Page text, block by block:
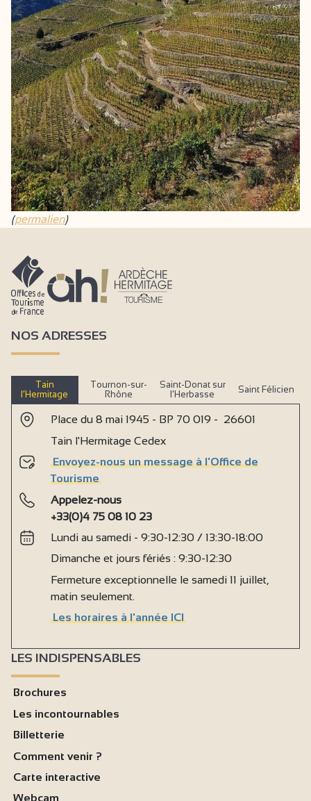
(permalien)
NOS ADRESSES
Tain
l’Hermitage
Tournon-sur-
Rhône
Saint-Donat sur
l’Herbasse
Saint Félicien
Place du 8 mai 1945 - BP 70 019 - 26601
Tain l'Hermitage Cedex
Envoyez-nous un message à l'Office de
Tourisme
Appelez-nous
+33(0)4 75 08 10 23
Lundi au samedi - 9:30-12:30 / 13:30-18:00
Dimanche et jours fériés : 9:30-12:30
Fermeture exceptionnelle le samedi 11 juillet,
matin seulement.
Les horaires à l'année ICI
LES INDISPENSABLES
Brochures
Les incontournables
Billetterie
Comment venir ?
Carte interactive
Webcam